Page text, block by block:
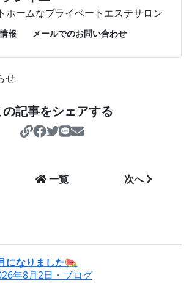
ホームなプライベートエステサロン
報 メールでのお問い合わせ
せ
の記事をシェアする
https://esthesoleil.jp/
一覧 次へ
になりました🍉
年8月2日・ブログ